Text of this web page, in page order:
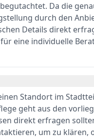
Da die
durch den
Details direkt
eine individuelle
Standort im
geht aus den
direkt erfragen
um zu klären,